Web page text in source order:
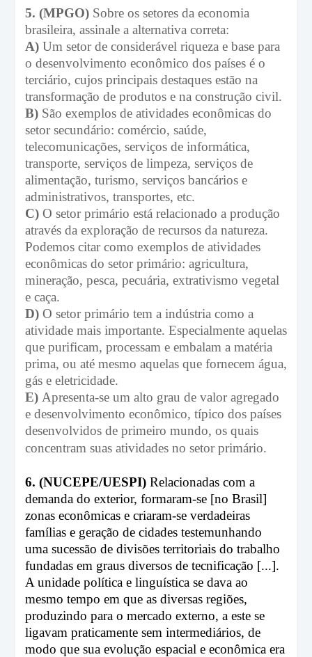
5. (MPGO) Sobre os setores da economia
brasileira, assinale a alternativa correta:
A) Um setor de considerável riqueza e base para
o desenvolvimento econômico dos países é o
terciário, cujos principais destaques estão na
transformação de produtos e na construção civil.
B) São exemplos de atividades econômicas do
setor secundário: comércio, saúde,
telecomunicações, serviços de informática,
transporte, serviços de limpeza, serviços de
alimentação, turismo, serviços bancários e
administrativos, transportes, etc.
C) O setor primário está relacionado a produção
através da exploração de recursos da natureza.
Podemos citar como exemplos de atividades
econômicas do setor primário: agricultura,
mineração, pesca, pecuária, extrativismo vegetal
e caça.
D) O setor primário tem a indústria como a
atividade mais importante. Especialmente aquelas
que purificam, processam e embalam a matéria
prima, ou até mesmo aquelas que fornecem água,
gás e eletricidade.
E) Apresenta-se um alto grau de valor agregado
e desenvolvimento econômico, típico dos países
desenvolvidos de primeiro mundo, os quais
concentram suas atividades no setor primário.
6. (NUCEPE/UESPI) Relacionadas com a
demanda do exterior, formaram-se [no Brasil]
zonas econômicas e criaram-se verdadeiras
famílias e geração de cidades testemunhando
uma sucessão de divisões territoriais do trabalho
fundadas em graus diversos de tecnificação [...].
A unidade política e linguística se dava ao
mesmo tempo em que as diversas regiões,
produzindo para o mercado externo, a este se
ligavam praticamente sem intermediários, de
modo que sua evolução espacial e econômica era